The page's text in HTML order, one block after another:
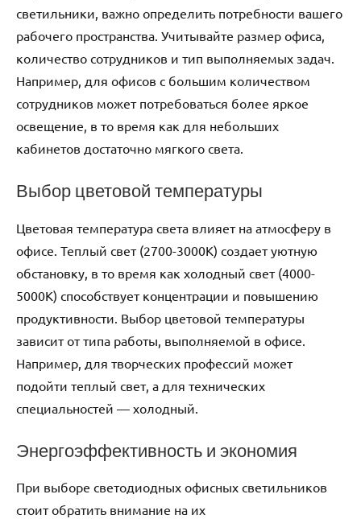
светильники, важно определить потребности вашего
рабочего пространства. Учитывайте размер офиса,
количество сотрудников и тип выполняемых задач.
Например, для офисов с большим количеством
сотрудников может потребоваться более яркое
освещение, в то время как для небольших
кабинетов достаточно мягкого света.
Выбор цветовой температуры
Цветовая температура света влияет на атмосферу в
офисе. Теплый свет (2700-3000K) создает уютную
обстановку, в то время как холодный свет (4000-
5000K) способствует концентрации и повышению
продуктивности. Выбор цветовой температуры
зависит от типа работы, выполняемой в офисе.
Например, для творческих профессий может
подойти теплый свет, а для технических
специальностей — холодный.
Энергоэффективность и экономия
При выборе светодиодных офисных светильников
стоит обратить внимание на их